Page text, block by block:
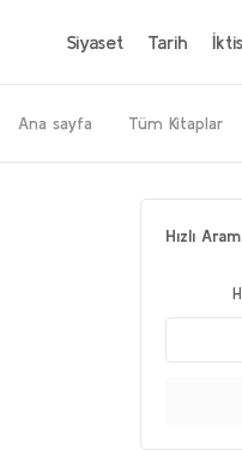
Siyaset Tarih
Ana sayfa Tüm Kitaplar
Hızlı